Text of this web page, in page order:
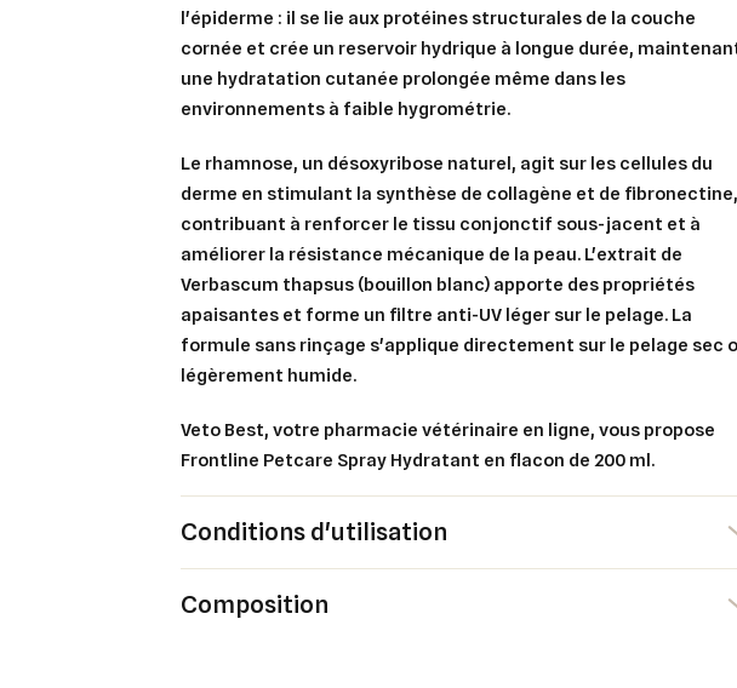
l'épiderme : il se lie aux protéines structurales de la couche
cornée et crée un reservoir hydrique à longue durée,
une hydratation cutanée prolongée même dans les
environnements à faible hygrométrie.
Le rhamnose, un désoxyribose naturel, agit sur les cellules du
derme en stimulant la synthèse de collagène et de fibronectine,
contribuant à renforcer le tissu conjonctif sous-jacent et à
améliorer la résistance mécanique de la peau. L'extrait de
Verbascum thapsus (bouillon blanc) apporte des propriétés
apaisantes et forme un filtre anti-UV léger sur le pelage. La
formule sans rinçage s'applique directement sur le pelage sec
légèrement humide.
Veto Best, votre pharmacie vétérinaire en ligne, vous propose
Frontline Petcare Spray Hydratant en flacon de 200 ml.
Conditions d'utilisation
Composition
Nom de la liste d'envies
Annuler Créer une liste
Vous devez être connecté
Annuler Connexion